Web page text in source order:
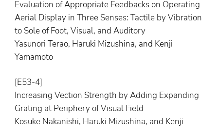
Evaluation of Appropriate Feedbacks on Operating
Aerial Display in Three Senses: Tactile by Vibration
to Sole of Foot, Visual, and Auditory
Yasunori Terao, Haruki Mizushina, and Kenji
Yamamoto
[E53-4]
Increasing Vection Strength by Adding Expanding
Grating at Periphery of Visual Field
Kosuke Nakanishi, Haruki Mizushina, and Kenji